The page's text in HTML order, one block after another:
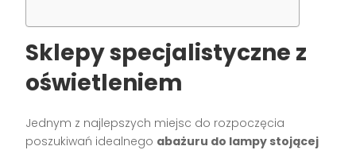
Sklepy specjalistyczne z
oświetleniem
Jednym z najlepszych miejsc do rozpoczęcia
poszukiwań idealnego abażuru do lampy stojącej